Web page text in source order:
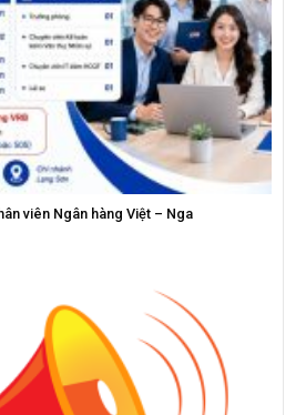
viên Ngân hàng Việt – Nga